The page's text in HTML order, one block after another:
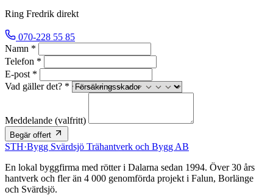
Ring Fredrik direkt
070-228 55 85
Namn *
Telefon *
E-post *
Vad gäller det? *
Meddelande (valfritt)
Begär offert
STH·Bygg Svärdsjö Trähantverk och Bygg AB
En lokal byggfirma med rötter i Dalarna sedan 1994. Över 30 års
hantverk och fler än 4 000 genomförda projekt i Falun, Borlänge
och Svärdsjö.